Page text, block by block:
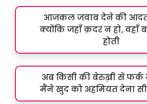
आजकल जवाब देने की आदत
क्योंकि जहाँ क़दर न हो, वहाँ
होती
अब किसी की बेरुख़ी से फर्क
मैंने खुद को अहमियत देना